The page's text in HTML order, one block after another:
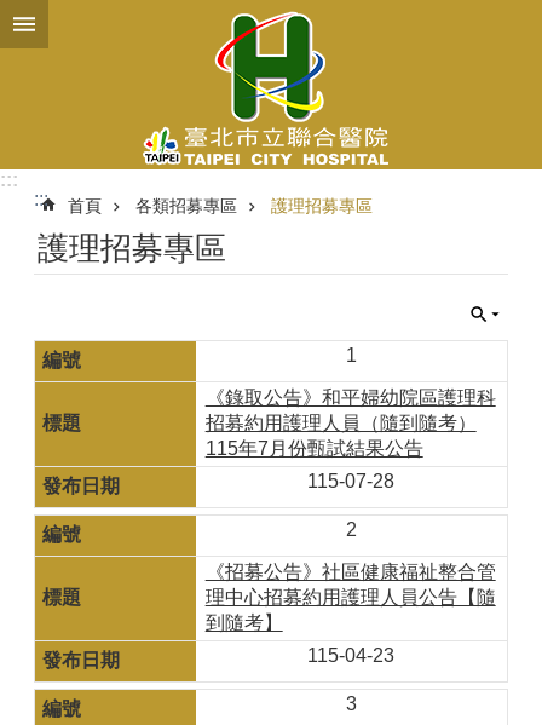
跳到主要內容區塊
:::
:::
首頁 各類招募專區 護理招募專區
護理招募專區
1
《錄取公告》和平婦幼院區護理科
招募約用護理人員（隨到隨考）
115年7月份甄試結果公告
115-07-28
2
《招募公告》社區健康福祉整合管
理中心招募約用護理人員公告【隨
到隨考】
115-04-23
3